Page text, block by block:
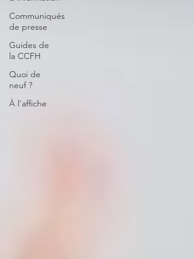
Communiqués
de presse
Guides de
la CCFH
Quoi de
neuf ?
À l'affiche